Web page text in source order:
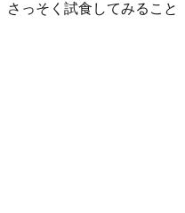
っそく試食してみること